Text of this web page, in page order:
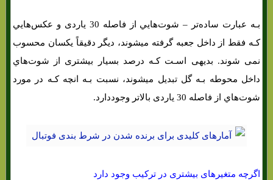
بـه عبارت ساده‌تر – شوت‌هایي از فاصله 30 یاردی و عکس‌هایي
کـه فقط از داخل جعبه گرفته میشوند، دیگر دقیقاً یکسان محسوب
نمی شوند. بدیهی اسـت کـه درصد بسیار بیشتری از شوت‌هاي‌
داخل محوطه بـه گل تبدیل میشوند، نسبت بـه انچه کـه در مورد
شوت‌هاي‌ از فاصله 30 یاردی بالاتر وجوددارد.
اگرچه متغیرهای بیشتری در ترکیب وجود دارد